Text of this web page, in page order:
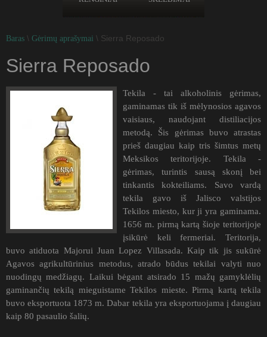
Baras \ Gėrimų aprašymai \ Sierra Reposado
Sierra Reposado
Tekila - tai alkoholinis gėrimas,
gaminamas tik iš mėlynosios agavos
vaisiaus, naudojant distiliacijos
metodą. Šis gėrimas buvo atrastas
prieš daugiau kaip tris šimtus metų
Meksikos teritorijoje. Tekila -
gėrimas, turintis sausą skonį bei
tinkantis kokteiliams. Savo vardą
tekila gavo iš Jalisco valstijos
Tekilos miesto, kur ji yra gaminama.
1656 m. pirmą kartą šioje teritorijoje
įsikūrė keli fermeriai. Teritorija,
buvo atiduota Majorui Juan Lopez Villasada. Kaip tik jis sukūrė
Agavos agrikultūrinius metodus, atrado būdus tekilai valyti nuo
nuodingų medžiagų. Laikui bėgant atsirado 15 mažų gamyklėlių
gaminančių tekilą mieguistame Tekilos mieste. Pirmą kartą tekila
buvo eksportuota 1873 m. Dabar tekila yra eksportuojama į daugiau
kaip 80 pasaulio šalių.